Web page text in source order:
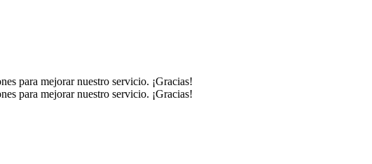
para mejorar nuestro servicio. ¡Gracias!
para mejorar nuestro servicio. ¡Gracias!